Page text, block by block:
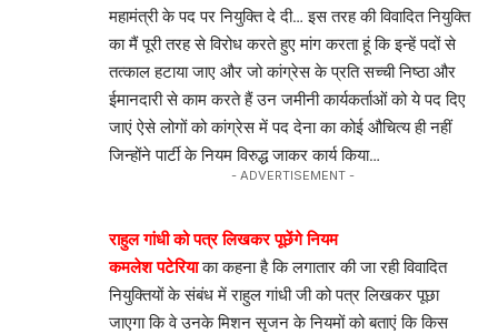
महामंत्री के पद पर नियुक्ति दे दी… इस तरह की विवादित नियुक्ति
का मैं पूरी तरह से विरोध करते हुए मांग करता हूं कि इन्हें पदों से
तत्काल हटाया जाए और जो कांग्रेस के प्रति सच्ची निष्ठा और
ईमानदारी से काम करते हैं उन जमीनी कार्यकर्ताओं को ये पद दिए
जाएं ऐसे लोगों को कांग्रेस में पद देना का कोई औचित्य ही नहीं
जिन्होंने पार्टी के नियम विरुद्ध जाकर कार्य किया…
- ADVERTISEMENT -
राहुल गांधी को पत्र लिखकर पूछेंगे नियम
कमलेश पटेरियाका कहना है कि लगातार की जा रही विवादित
नियुक्तियों के संबंध में राहुल गांधी जी को पत्र लिखकर पूछा
जाएगा कि वे उनके मिशन सृजन के नियमों को बताएं कि किस